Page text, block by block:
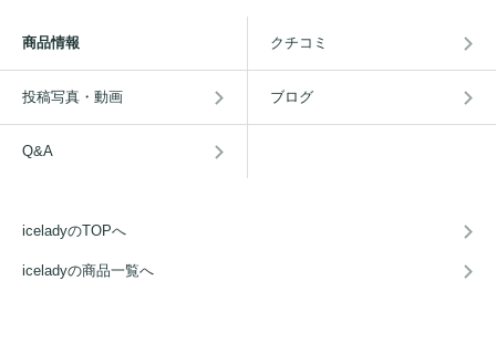
商品情報 クチコミ
投稿写真・動画 ブログ
Q&A
iceladyのTOPへ
iceladyの商品一覧へ